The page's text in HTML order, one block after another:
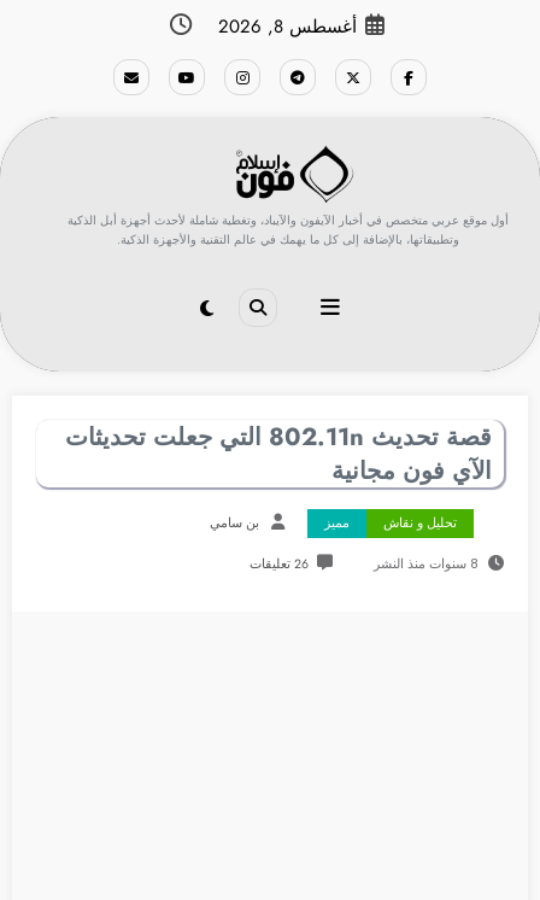
أغسطس 8, 2026
أول موقع عربي متخصص في أخبار الآيفون والآيباد، وتغطية شاملة لأحدث أجهزة أبل الذكية
وتطبيقاتها، بالإضافة إلى كل ما يهمك في عالم التقنية والأجهزة الذكية.
قصة تحديث 802.11n التي جعلت تحديثات
الآي فون مجانية
تحليل و نقاش مميز بن سامي
8 سنوات منذ النشر 26 تعليقات